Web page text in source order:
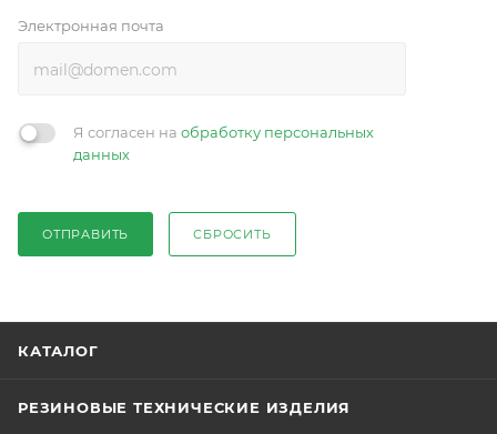
Электронная почта
Я согласен на обработку персональных
данных
ОТПРАВИТЬ СБРОСИТЬ
КАТАЛОГ
РЕЗИНОВЫЕ ТЕХНИЧЕСКИЕ ИЗДЕЛИЯ